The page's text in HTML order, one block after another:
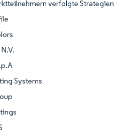
verfolgte Strategien
Systems